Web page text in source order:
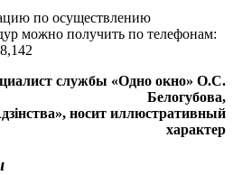
по осуществлению
можно получить по телефонам:
службы «Одно окно» О.С.
Белогубова,
носит иллюстративный
характер